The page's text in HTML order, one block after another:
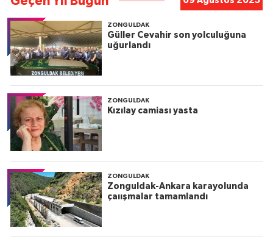
ZONGULDAK
Güller Cevahir son yolculuğuna
uğurlandı
ZONGULDAK
Kızılay camiası yasta
ZONGULDAK
Zonguldak-Ankara karayolunda
çaıışmalar tamamlandı